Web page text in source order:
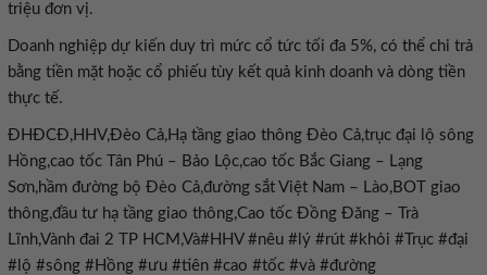
triệu đơn vị.
Doanh nghiệp dự kiến duy trì mức cổ tức tối đa 5%, có thể chi trả
bằng tiền mặt hoặc cổ phiếu tùy kết quả kinh doanh và dòng tiền
thực tế.
ĐHĐCĐ,HHV,Đèo Cả,Hạ tầng giao thông Đèo Cả,trục đại lộ sông
Hồng,cao tốc Tân Phú – Bảo Lộc,cao tốc Bắc Giang – Lạng
Sơn,hầm đường bộ Đèo Cả,đường sắt Việt Nam – Lào,BOT giao
thông,đầu tư hạ tầng giao thông,Cao tốc Đồng Đăng – Trà
Lĩnh,Vành đai 2 TP HCM,Và#HHV #nêu #lý #rút #khỏi #Trục #đại
#lộ #sông #Hồng #ưu #tiên #cao #tốc #và #đường